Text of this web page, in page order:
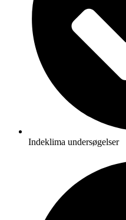
Indeklima undersøgelser